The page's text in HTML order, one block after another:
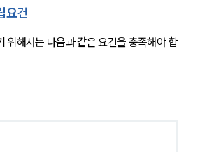
요건
위해서는 다음과 같은 요건을 충족해야 합